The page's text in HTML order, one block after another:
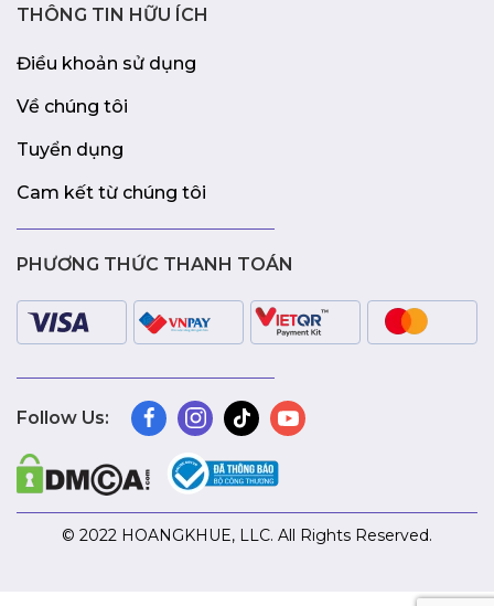
THÔNG TIN HỮU ÍCH
Điều khoản sử dụng
Về chúng tôi
Tuyển dụng
Cam kết từ chúng tôi
PHƯƠNG THỨC THANH TOÁN
Follow Us:
© 2022 HOANGKHUE, LLC. All Rights Reserved.